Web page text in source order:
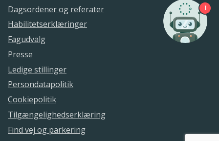
Dagsordener og referater
Habilitetserklæringer
Fagudvalg
Presse
Ledige stillinger
Persondatapolitik
Cookiepolitik
Tilgængelighedserklæring
Find vej og parkering
1